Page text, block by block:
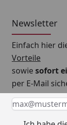
Newsletter
Einfach hier
Vorteile
sowiesofort
per E-Mail
Keine
Eingabe
E-Mail *